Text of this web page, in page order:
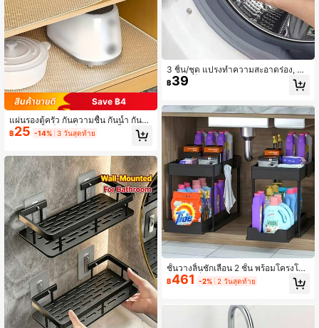
Save ฿4
แผ่นรองตู้ครัว กันความชื้น กันน้ำ กันลื่
น สำหรับตู้เย็น ตู้เก็บของ และชั้นวางขอ
งท็อปครัว แผ่นรองกันน้ำและน้ำมัน อุป
ผ่นรองชั้นวางของและลิ้นชักในบ้าน ขอ
งใช้จำเป็นสำหรับหอพักและวิทยาลัย
฿25 -14% 3 วันสุดท้าย
3 ชิ้น/ชุด แปรงทำความสะอาดร่อง, ขน
แปรงแข็งแรงทนทาน สำหรับทำความส
ะอาดประตู/หน้าต่าง/ห้องน้ำ/มุมห้องครั
฿39
ชั้นวางลิ้นชักเลื่อน 2 ชั้น พร้อมโครงโลห
ะ, กล่องเก็บของพลาสติกสีดำ/ขาว, เหม
าะสำหรับเครื่องสำอางและอุปกรณ์เสริ
ชั้นวางจัดระเบียบครัว, ชั้นวางอ่างล้างจ
านและพื้นที่เก็บของสำหรับของใช้ในครั
฿461 -2% 2 วันสุดท้าย